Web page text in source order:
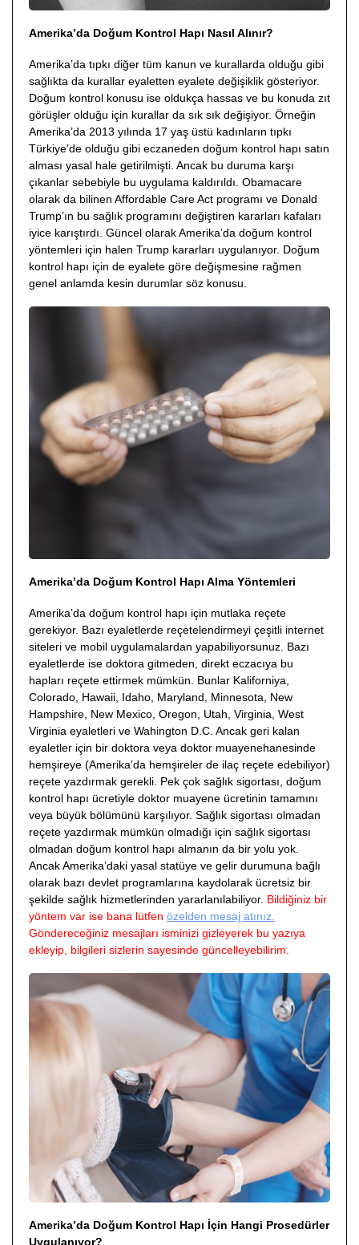
Amerika’da Doğum Kontrol Hapı Nasıl Alınır?
Amerika’da tıpkı diğer tüm kanun ve kurallarda olduğu gibi
sağlıkta da kurallar eyaletten eyalete değişiklik gösteriyor.
Doğum kontrol konusu ise oldukça hassas ve bu konuda zıt
görüşler olduğu için kurallar da sık sık değişiyor. Örneğin
Amerika’da 2013 yılında 17 yaş üstü kadınların tıpkı
Türkiye’de olduğu gibi eczaneden doğum kontrol hapı satın
alması yasal hale getirilmişti. Ancak bu duruma karşı
çıkanlar sebebiyle bu uygulama kaldırıldı. Obamacare
olarak da bilinen Affordable Care Act programı ve Donald
Trump’ın bu sağlık programını değiştiren kararları kafaları
iyice karıştırdı. Güncel olarak Amerika’da doğum kontrol
yöntemleri için halen Trump kararları uygulanıyor. Doğum
kontrol hapı için de eyalete göre değişmesine rağmen
genel anlamda kesin durumlar söz konusu.
Amerika’da Doğum Kontrol Hapı Alma Yöntemleri
Amerika’da doğum kontrol hapı için mutlaka reçete
gerekiyor. Bazı eyaletlerde reçetelendirmeyi çeşitli internet
siteleri ve mobil uygulamalardan yapabiliyorsunuz. Bazı
eyaletlerde ise doktora gitmeden, direkt eczacıya bu
hapları reçete ettirmek mümkün. Bunlar Kaliforniya,
Colorado, Hawaii, Idaho, Maryland, Minnesota, New
Hampshire, New Mexico, Oregon, Utah, Virginia, West
Virginia eyaletleri ve Wahington D.C. Ancak geri kalan
eyaletler için bir doktora veya doktor muayenehanesinde
hemşireye (Amerika’da hemşireler de ilaç reçete edebiliyor)
reçete yazdırmak gerekli. Pek çok sağlık sigortası, doğum
kontrol hapı ücretiyle doktor muayene ücretinin tamamını
veya büyük bölümünü karşılıyor. Sağlık sigortası olmadan
reçete yazdırmak mümkün olmadığı için sağlık sigortası
olmadan doğum kontrol hapı almanın da bir yolu yok.
Ancak Amerika’daki yasal statüye ve gelir durumuna bağlı
olarak bazı devlet programlarına kaydolarak ücretsiz bir
şekilde sağlık hizmetlerinden yararlanılabiliyor. Bildiğiniz bir
yöntem var ise bana lütfen özelden mesaj atınız.
Göndereceğiniz mesajları isminizi gizleyerek bu yazıya
ekleyip, bilgileri sizlerin sayesinde güncelleyebilirim.
Amerika’da Doğum Kontrol Hapı İçin Hangi Prosedürler
Uygulanıyor?